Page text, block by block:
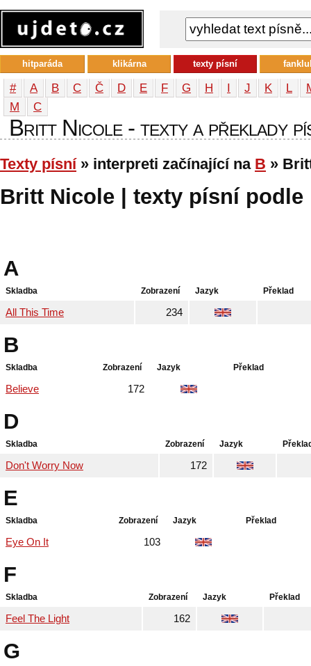
# A B C Č D E F G H I J K L
М
С
Britt Nicole - texty a překlady
Texty písní» interpreti začínající na B »
Britt Nicole | texty písní podle
A
Skladba Zobrazení Jazyk Překlad
All This Time 234
B
Skladba Zobrazení Jazyk Překlad
Believe 172
D
Skladba Zobrazení Jazyk
Don't Worry Now 172
E
Skladba Zobrazení Jazyk Překlad
Eye On It 103
F
Skladba Zobrazení Jazyk Překlad
Feel The Light 162
G
hitparáda klikárna texty písní